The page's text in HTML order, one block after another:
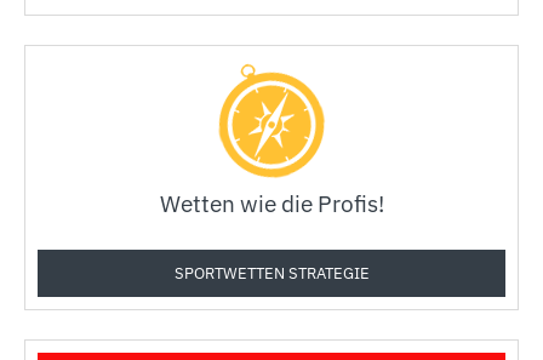
Wetten wie die Profis!
SPORTWETTEN STRATEGIE